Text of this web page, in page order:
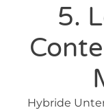
5.
Hybride